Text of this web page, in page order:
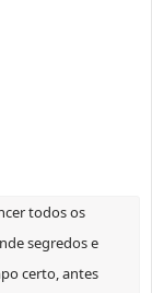
todos os
segredos e
certo, antes